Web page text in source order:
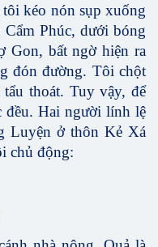
kéo nón sụp xuống
Phúc, dưới bóng
Gon, bất ngờ hiện ra
đón đường. Tôi chột
thoát. Tuy vậy, để
Hai người lính lệ
Luyện ở thôn Kẻ Xá
chủ động: